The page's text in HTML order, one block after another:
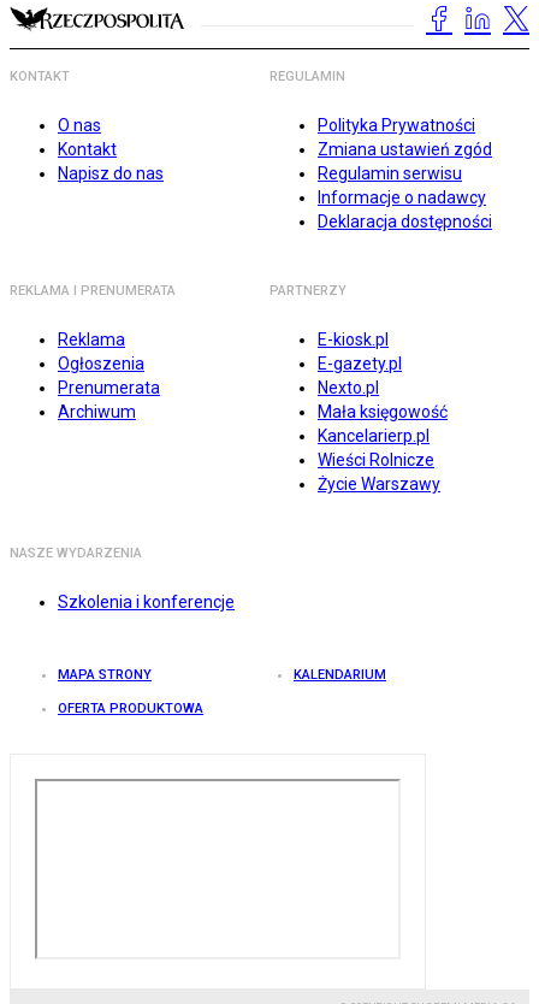
KONTAKT
O nas
Kontakt
Napisz do nas
REGULAMIN
Polityka Prywatności
Zmiana ustawień zgód
Regulamin serwisu
Informacje o nadawcy
Deklaracja dostępności
REKLAMA I PRENUMERATA
Reklama
Ogłoszenia
Prenumerata
Archiwum
PARTNERZY
E-kiosk.pl
E-gazety.pl
Nexto.pl
Mała księgowość
Kancelarierp.pl
Wieści Rolnicze
Życie Warszawy
NASZE WYDARZENIA
Szkolenia i konferencje
MAPA STRONY KALENDARIUM
OFERTA PRODUKTOWA